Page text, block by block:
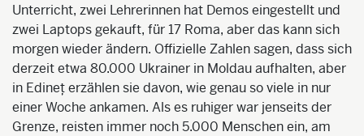
Unterricht, zwei Lehrerinnen hat Demos eingestellt und
zwei Laptops gekauft, für 17 Roma, aber das kann sich
morgen wieder ändern. Offizielle Zahlen sagen, dass sich
derzeit etwa 80.000 Ukrainer in Moldau aufhalten, aber
in Edineț erzählen sie davon, wie genau so viele in nur
einer Woche ankamen. Als es ruhiger war jenseits der
Grenze, reisten immer noch 5.000 Menschen ein, am